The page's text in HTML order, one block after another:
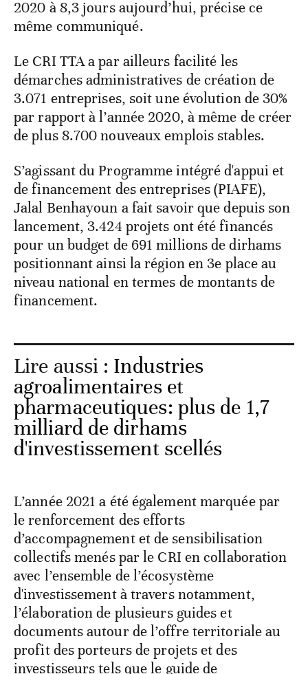
2020 à 8,3 jours aujourd’hui, précise ce
même communiqué.
Le CRI TTA a par ailleurs facilité les
démarches administratives de création de
3.071 entreprises, soit une évolution de 30%
par rapport à l’année 2020, à même de créer
de plus 8.700 nouveaux emplois stables.
S’agissant du Programme intégré d'appui et
de financement des entreprises (PIAFE),
Jalal Benhayoun a fait savoir que depuis son
lancement, 3.424 projets ont été financés
pour un budget de 691 millions de dirhams
positionnant ainsi la région en 3e place au
niveau national en termes de montants de
financement.
Lire aussi : Industries
agroalimentaires et
pharmaceutiques: plus de 1,7
milliard de dirhams
d'investissement scellés
L’année 2021 a été également marquée par
le renforcement des efforts
d’accompagnement et de sensibilisation
collectifs menés par le CRI en collaboration
avec l’ensemble de l’écosystème
d'investissement à travers notamment,
l’élaboration de plusieurs guides et
documents autour de l’offre territoriale au
profit des porteurs de projets et des
investisseurs tels que le guide de